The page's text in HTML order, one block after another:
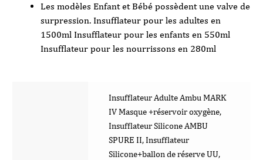
Les modèles Enfant et Bébé possèdent une valve de
surpression. Insufflateur pour les adultes en
1500ml Insufflateur pour les enfants en 550ml
Insufflateur pour les nourrissons en 280ml
Insufflateur Adulte Ambu MARK
IV Masque +réservoir oxygène,
Insufflateur Silicone AMBU
SPURE II, Insufflateur
Silicone+ballon de réserve UU,